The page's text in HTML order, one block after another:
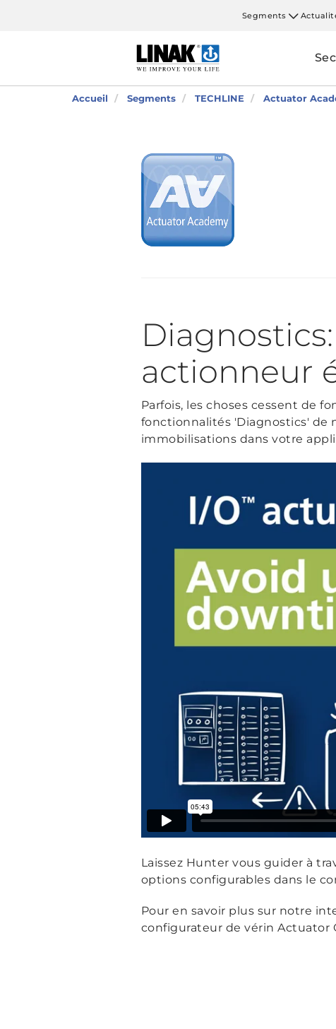
Segments
Accueil Segments TECHLINE Actuator
actionneur
Parfois, les choses cessent de
fonctionnalités 'Diagnostics' de
immobilisations dans votre
Laissez Hunter vous guider à
options configurables dans le
Pour en savoir plus sur notre
configurateur de vérin Actuator